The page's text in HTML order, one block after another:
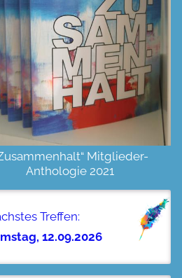
Mitglieder-
Anthologie 2021
Treffen:
12.09.2026